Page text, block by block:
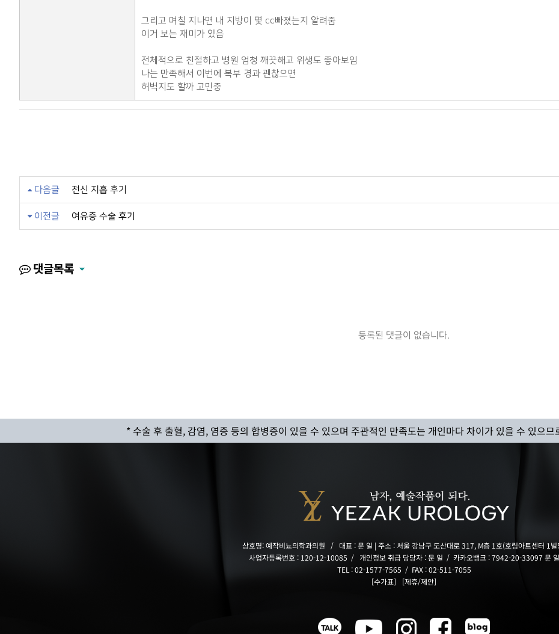
그리고 며칠 지나면 내 지방이 몇 cc빠졌는지 알려줌
이거 보는 재미가 있음
전체적으로 친절하고 병원 엄청 깨끗해고 위생도 좋아보임
나는 만족해서 이번에 복부 경과 괜찮으면
허벅지도 할까 고민중
다음글 전신 지흡 후기
이전글 여유증 수술 후기
댓글목록
등록된 댓글이 없습니다.
* 수술 후 출혈, 감염, 염증 등의 합병증이 있을 수 있으며 주관적인 만족도는 개인마다 차이가 있을 수 있으
상호명: 예작비뇨의학과의원 / 대표 : 문 일 | 주소 : 서울 강남구 도산대로 317, M층 1호(호림아트센터 1빌
사업자등록번호 : 120-12-10085 / 개인정보 취급 담당자 : 문 일 / 카카오뱅크 : 7942-20-33097 문 일
TEL : 02-1577-7565 / FAX : 02-511-7055
[수가표]
[제휴/제안]